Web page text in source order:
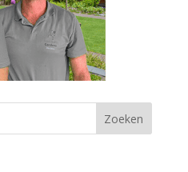
Zoeken